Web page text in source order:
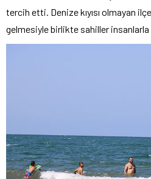
tercih etti. Denize kıyısı olmayan
gelmesiyle birlikte sahiller insanlarla